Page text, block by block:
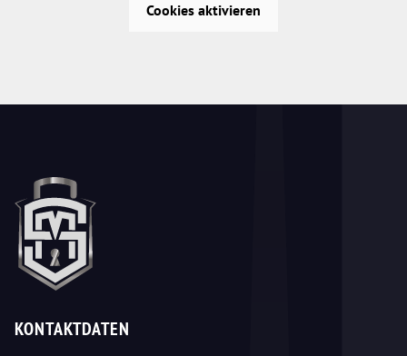
Cookies aktivieren
KONTAKTDATEN